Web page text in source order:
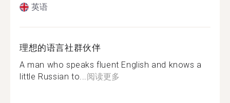
英语
理想的语言社群伙伴
A man who speaks fluent English and knows a
little Russian to...阅读更多